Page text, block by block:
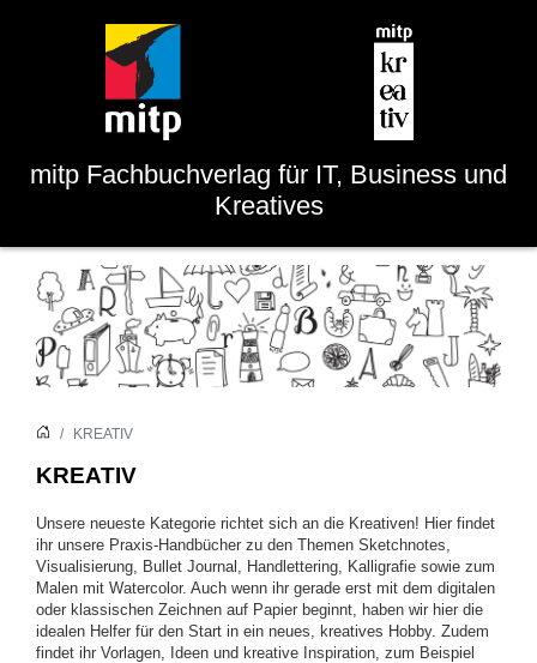
mitp Fachbuchverlag für IT, Business und
Kreatives
KREATIV
KREATIV
Unsere neueste Kategorie richtet sich an die Kreativen! Hier findet
ihr unsere Praxis-Handbücher zu den Themen Sketchnotes,
Visualisierung, Bullet Journal, Handlettering, Kalligrafie sowie zum
Malen mit Watercolor. Auch wenn ihr gerade erst mit dem digitalen
oder klassischen Zeichnen auf Papier beginnt, haben wir hier die
idealen Helfer für den Start in ein neues, kreatives Hobby. Zudem
findet ihr Vorlagen, Ideen und kreative Inspiration, zum Beispiel